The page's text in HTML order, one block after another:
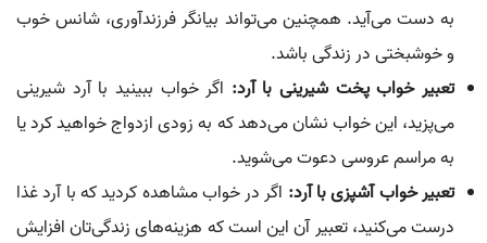
به دست می‌آید. همچنین می‌تواند بیانگر فرزندآوری، شانس خوب
و خوشبختی در زندگی باشد.
تعبیر خواب پخت شیرینی با آرد: اگر خواب ببینید با آرد شیرینی
می‌پزید، این خواب نشان می‌دهد که به زودی ازدواج خواهید کرد یا
به مراسم عروسی دعوت می‌شوید.
تعبیر خواب آشپزی با آرد: اگر در خواب مشاهده کردید که با آرد غذا
درست می‌کنید، تعبیر آن این است که هزینه‌های زندگی‌تان افزایش